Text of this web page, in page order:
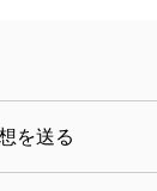
を送る